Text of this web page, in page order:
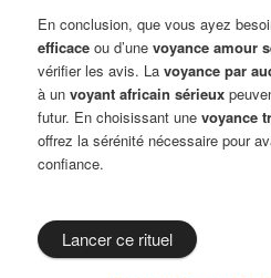
En conclusion, que vous ayez
efficace ou d’unevoyance amour
vérifier les avis. Lavoyance par
à unvoyant africain sérieux
futur. En choisissant unevoyance
offrez la sérénité nécessaire pour
confiance.
Lancer ce rituel